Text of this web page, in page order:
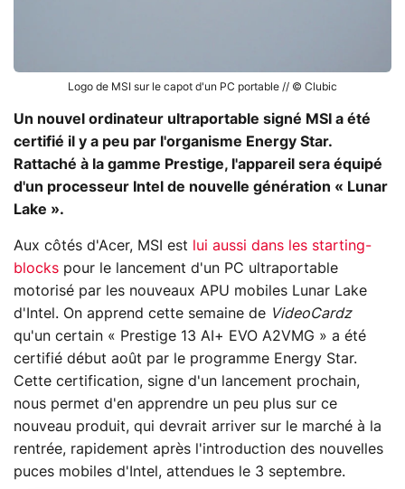
Logo de MSI sur le capot d'un PC portable // © Clubic
Un nouvel ordinateur ultraportable signé MSI a été
certifié il y a peu par l'organisme Energy Star.
Rattaché à la gamme Prestige, l'appareil sera équipé
d'un processeur Intel de nouvelle génération « Lunar
Lake ».
Aux côtés d'Acer, MSI est
lui aussi dans les starting-
blocks pour le lancement d'un PC ultraportable
motorisé par les nouveaux APU mobiles Lunar Lake
d'Intel. On apprend cette semaine de VideoCardz
qu'un certain « Prestige 13 AI+ EVO A2VMG » a été
certifié début août par le programme Energy Star.
Cette certification, signe d'un lancement prochain,
nous permet d'en apprendre un peu plus sur ce
nouveau produit, qui devrait arriver sur le marché à la
rentrée, rapidement après l'introduction des nouvelles
puces mobiles d'Intel, attendues le 3 septembre.